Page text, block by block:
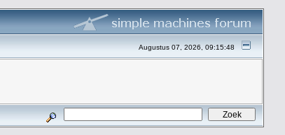
Augustus 07, 2026, 09:15:48